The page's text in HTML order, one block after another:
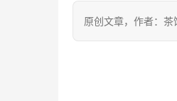
原创文章，作者：